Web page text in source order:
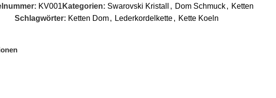
KV001 Kategorien: Swarovski Kristall , Dom Schmuck , Ketten
Schlagwörter: Ketten Dom , Lederkordelkette , Kette Koeln